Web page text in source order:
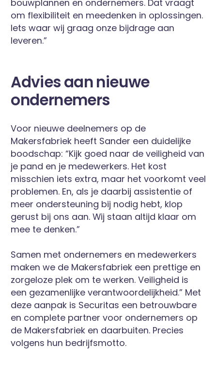
bouwplannen en ondernemers. Dat vraagt
om flexibiliteit en meedenken in oplossingen.
Iets waar wij graag onze bijdrage aan
leveren.”
Advies aan nieuwe
ondernemers
Voor nieuwe deelnemers op de
Makersfabriek heeft Sander een duidelijke
boodschap: “Kijk goed naar de veiligheid van
je pand en je medewerkers. Het kost
misschien iets extra, maar het voorkomt veel
problemen. En, als je daarbij assistentie of
meer ondersteuning bij nodig hebt, klop
gerust bij ons aan. Wij staan altijd klaar om
mee te denken.”
Samen met ondernemers en medewerkers
maken we de Makersfabriek een prettige en
zorgeloze plek om te werken. Veiligheid is
een gezamenlijke verantwoordelijkheid.” Met
deze aanpak is Securitas een betrouwbare
en complete partner voor ondernemers op
de Makersfabriek en daarbuiten. Precies
volgens hun bedrijfsmotto.